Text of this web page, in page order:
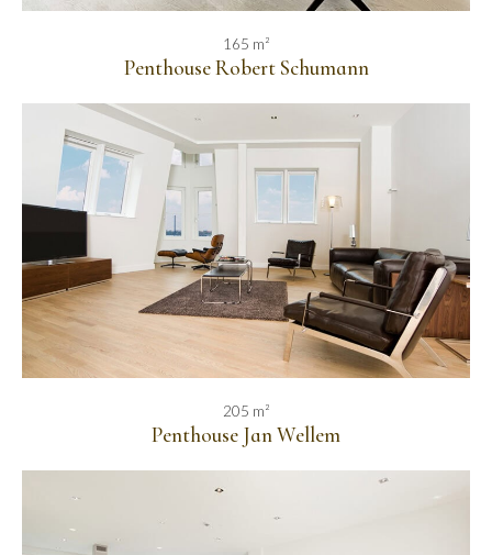
165 m²
Penthouse Robert Schumann
205 m²
Penthouse Jan Wellem